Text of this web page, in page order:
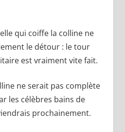
qui coiffe la colline ne
le détour : le tour
est vraiment vite fait.
ne serait pas complète
les célèbres bains de
prochainement.